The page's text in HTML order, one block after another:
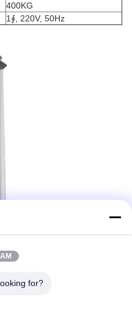
400KG
1∮, 220V, 50Hz
for?